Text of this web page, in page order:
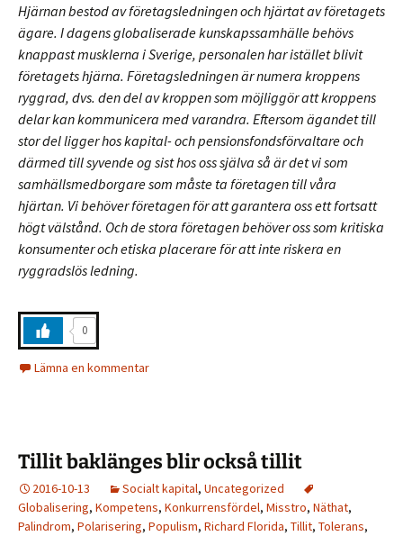
Hjärnan bestod av företagsledningen och hjärtat av företagets
ägare. I dagens globaliserade kunskapssamhälle behövs
knappast musklerna i Sverige, personalen har istället blivit
företagets hjärna. Företagsledningen är numera kroppens
ryggrad, dvs. den del av kroppen som möjliggör att kroppens
delar kan kommunicera med varandra. Eftersom ägandet till
stor del ligger hos kapital- och pensionsfondsförvaltare och
därmed till syvende og sist hos oss själva så är det vi som
samhällsmedborgare som måste ta företagen till våra
hjärtan. Vi behöver företagen för att garantera oss ett fortsatt
högt välstånd. Och de stora företagen behöver oss som kritiska
konsumenter och etiska placerare för att inte riskera en
ryggradslös ledning.
0
Lämna en kommentar
Tillit baklänges blir också tillit
2016-10-13 Socialt kapital, Uncategorized
Globalisering, Kompetens, Konkurrensfördel, Misstro, Näthat,
Palindrom, Polarisering, Populism, Richard Florida, Tillit, Tolerans,